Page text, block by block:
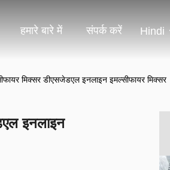
हमारे बारे में संपर्क करें Hindi
मिक्सर डीएसजेडएल इनलाइन इमल्सीफायर मिक्सर
इनलाइन